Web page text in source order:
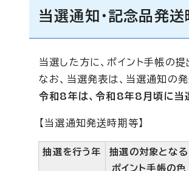
当選通知・記念品発送
当選した方に、ポイント手帳の
なお、当選発表は、当選通知の
令和8年は、令和8年8月頃に当
【当選通知発送時期等】
抽選を行う年
抽選の対象となる
ポイント手帳の色